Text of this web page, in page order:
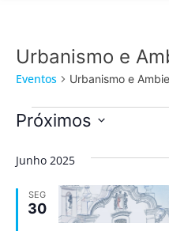
Urbanismo e
Eventos Urbanismo e
Próximos
data.
Junho 2025
SEG
30